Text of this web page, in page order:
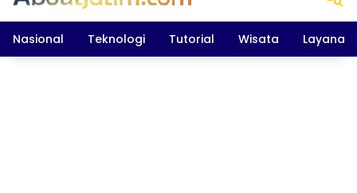
Nasional Teknologi Tutorial Wisata Layanan